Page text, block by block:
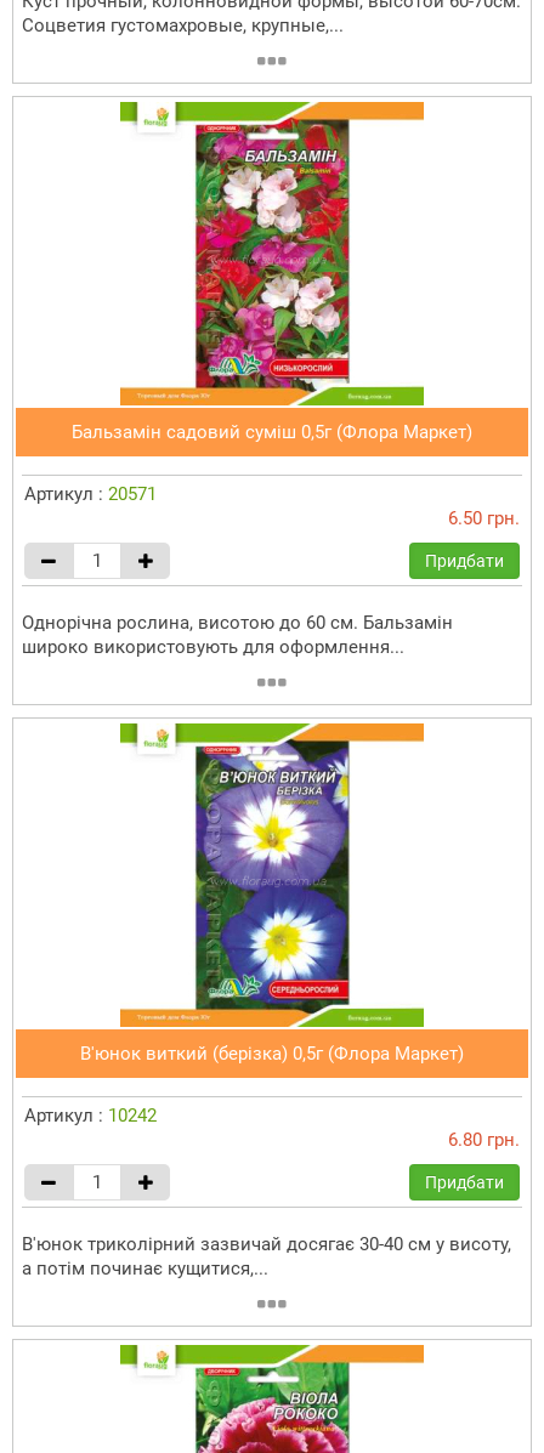
Соцветия густомахровые, крупные,...
Бальзамін садовий суміш 0,5г (Флора Маркет)
Артикул : 20571
6.50 грн.
Придбати
Однорічна рослина, висотою до 60 см. Бальзамін
широко використовують для оформлення...
В'юнок виткий (берізка) 0,5г (Флора Маркет)
Артикул : 10242
6.80 грн.
Придбати
В'юнок триколірний зазвичай досягає 30-40 см у висоту,
а потім починає кущитися,...